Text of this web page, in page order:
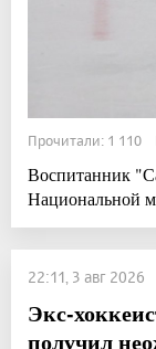
Прочитали: 1 110
Воспитанник
Национальной
22:11, 3 авг 2026
Экс-
получил